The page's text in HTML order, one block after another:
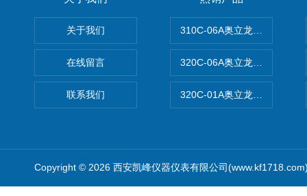
关于我们
在线留言
联系我们
310C-06A奥立龙实验室台式
320C-06A奥立龙实验室便携
320C-01A奥立龙实验室便携
Copyright © 2026 西安凯峰仪器仪表有限公司